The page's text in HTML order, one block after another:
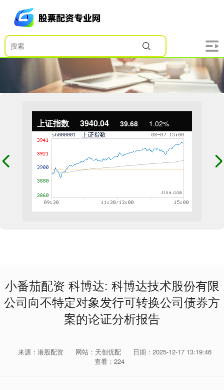
上证指数 3940.04 39.68 1.02%
小番茄配资 科博达: 科博达技术股份有限
公司向不特定对象发行可转换公司债券方
案的论证分析报告
来源：港股配资 网站：天创优配
日期：2025-12-17 13:19:46
查看：224